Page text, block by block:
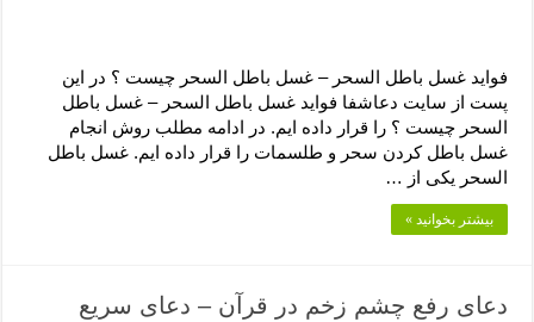
فواید غسل باطل السحر – غسل باطل السحر چیست ؟ در این
پست از سایت دعاشفا فواید غسل باطل السحر – غسل باطل
السحر چیست ؟ را قرار داده ایم. در ادامه مطلب روش انجام
غسل باطل کردن سحر و طلسمات را قرار داده ایم. غسل باطل
السحر یکی از …
بیشتر بخوانید »
دعای رفع چشم زخم در قرآن – دعای سریع